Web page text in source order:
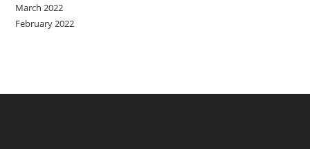
March 2022
February 2022